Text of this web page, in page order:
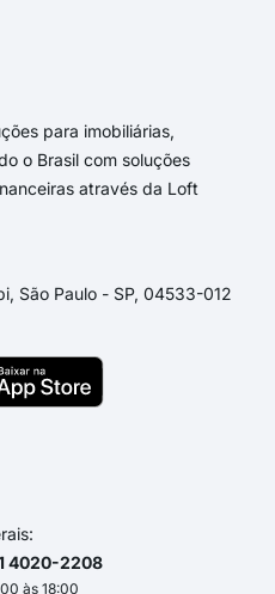
para imobiliárias,
o Brasil com soluções
através da Loft
São Paulo - SP, 04533-012
4020-2208
às 18:00